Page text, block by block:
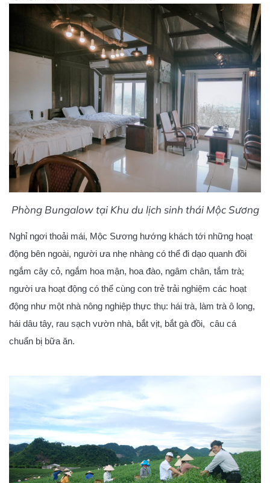
Phòng Bungalow tại Khu du lịch sinh thái Mộc Sương
Nghỉ ngơi thoải mái, Mộc Sương hướng khách tới những hoạt
động bên ngoài, người ưa nhẹ nhàng có thể đi dạo quanh đồi
ngắm cây cỏ, ngắm hoa mận, hoa đào, ngâm chân, tắm trà;
người ưa hoạt động có thể cùng con trẻ trải nghiệm các hoạt
động như một nhà nông nghiệp thực thụ: hái trà, làm trà ô long,
hái dâu tây, rau sạch vườn nhà, bắt vịt, bắt gà đồi, câu cá
chuẩn bị bữa ăn.